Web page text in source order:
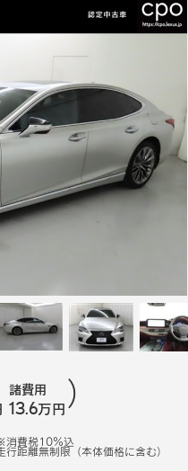
諸費用
13.6万円
消費税10%込
距離無制限（本体価格に含む）